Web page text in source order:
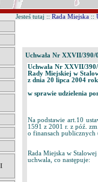
Jesteś tutaj :: Rada Miejska ::
Uchwała Nr XXVII/390/
Uchwała Nr XXVII/
Rady Miejskiej w
z dnia 20 lipca 2004
w sprawie udzielenia
Na podstawie art.10
1591 z 2001 r. z póź.
o finansach
Rada Miejska w
uchwala, co następuje: